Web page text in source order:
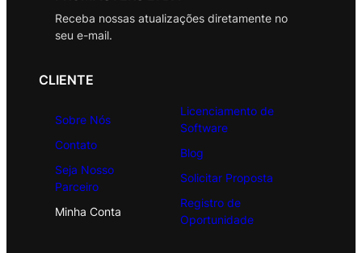
Receba nossas atualizações diretamente no
seu e-mail.
CLIENTE
Sobre Nós
Contato
Seja Nosso
Parceiro
Minha Conta
Licenciamento de
Software
Blog
Solicitar Proposta
Registro de
Oportunidade